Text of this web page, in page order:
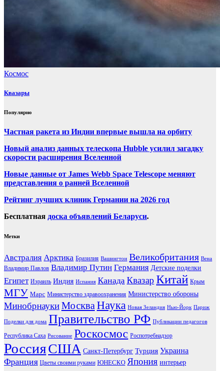
Космос
Квазары
Популярно
Частная ракета из Индии впервые вышла на орбиту
Новый анализ данных телескопа Hubble усилил загадку
скорости расширения Вселенной
Новые данные от James Webb Space Telescope меняют
представления о ранней Вселенной
Рейтинг лучших клиник Германии на 2026 год
Бесплатная доска объявлений Беларуси.
Метки
Австралия Арктика Бразилия Вашингтон Великобритания Вена
Владимир Павлов Владимир Путин Германия Детские поделки
Египет Израиль Индия Испания Канада Квазар Китай Крым
МГУ Марс Министерство здравоохранения Министерство обороны
МинобрнаукиМосква Наука Новая Зеландия Нью-Йорк Париж
Поделки для дома Правительство РФ Публикации педагогов
Республика Саха Рисование Роскосмос Роспотребнадзор
РоссияСША Санкт-Петербург Турция Украина
Франция Цветы своими руками ЮНЕСКО Япония интерьер